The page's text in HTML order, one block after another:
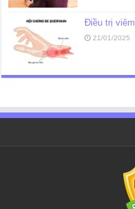
Điều trị
21/01/2025